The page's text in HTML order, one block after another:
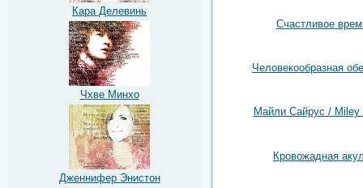
Кара Делевинь
Чхве Минхо
Дженнифер Энистон
Счастливое
Человекообразная
Майли Сайрус / Miley
Кровожадная